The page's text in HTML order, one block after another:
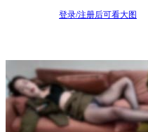
登录/注册后可看大图